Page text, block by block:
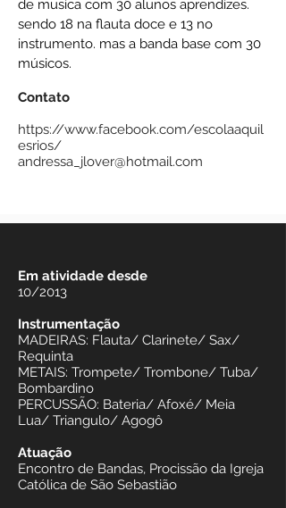
de musica com 30 alunos aprendizes.
sendo 18 na flauta doce e 13 no
instrumento. mas a banda base com 30
músicos.
Contato
https://www.facebook.com/escolaaquil
esrios/
andressa_jlover@hotmail.com
Em atividade desde
10/2013
Instrumentação
MADEIRAS: Flauta/ Clarinete/ Sax/
Requinta
METAIS: Trompete/ Trombone/ Tuba/
Bombardino
PERCUSSÃO: Bateria/ Afoxé/ Meia
Lua/ Triangulo/ Agogô
Atuação
Encontro de Bandas, Procissão da Igreja
Católica de São Sebastião